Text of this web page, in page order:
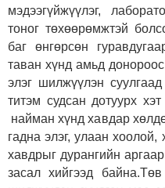
мэдээгүйжүүлэг,
тоног төхөөрөмжтэй
баг өнгөрсөн
таван хүнд амьд
элэг шилжүүлэн
титэм судсан дотуурх
найман хүнд хавдар
гадна элэг, улаан
хавдрыг дурангийн
засал хийгээд